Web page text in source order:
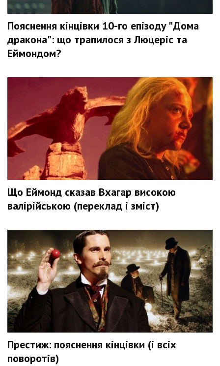
Пояснення кінцівки 10-го епізоду "Дома
дракона": що трапилося з Люцеріс та
Еймондом?
Що Еймонд сказав Вхагар високою
валірійською (переклад і зміст)
Престиж: пояснення кінцівки (і всіх
поворотів)